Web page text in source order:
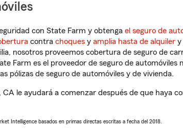
con State Farm y obtenga el seguro de
contra choques y amplia hasta de alquiler y
nosotros proveemos cobertura de seguro de
Farm es el proveedor de seguro de automóviles
pólizas de seguro de automóviles y de vivienda.
CA le ayudará a comenzar después de que haya
Intelligence basados en primas directas escritas a fecha del 2018.